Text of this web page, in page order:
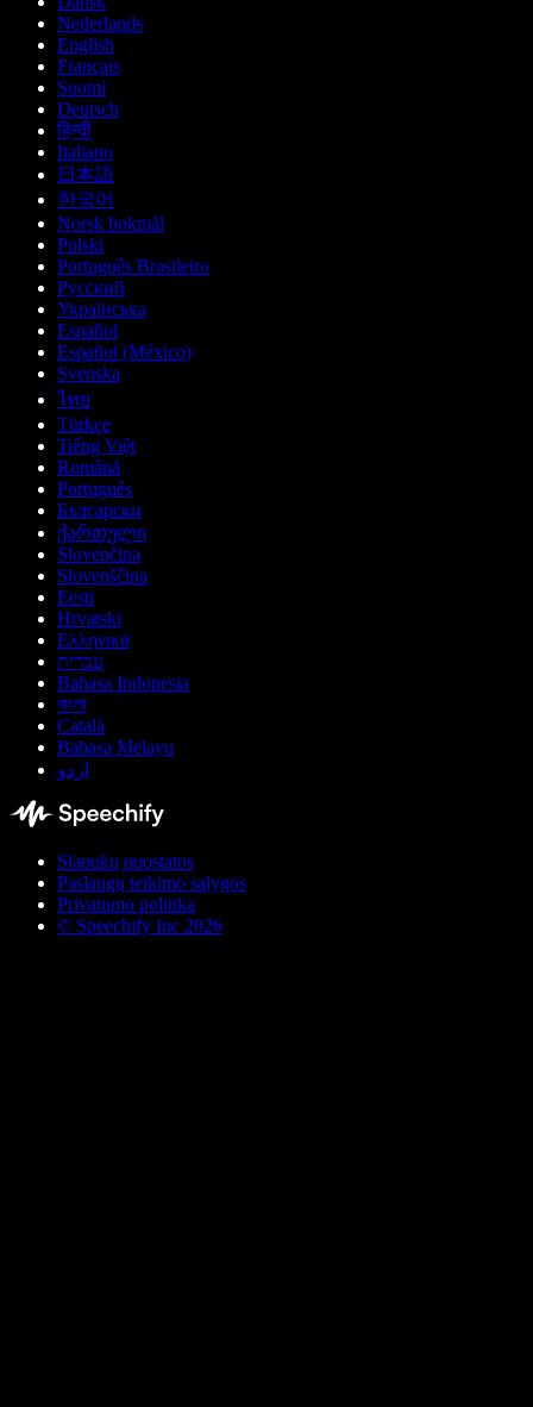
Nederlands
English
Français
Suomi
Deutsch
हिन्दी
Italiano
日本語
한국어
Norsk bokmål
Polski
Português Brasileiro
Русский
Українська
Español
Español (México)
Svenska
ไทย
Türkçe
Tiếng Việt
Română
Português
Български
ქართული
Slovenčina
Slovenščina
Eesti
Hrvatski
Ελληνικά
עברית
Bahasa Indonesia
বাংলা
Català
Bahasa Melayu
اردو
Slapukų nuostatos
Paslaugų teikimo sąlygos
Privatumo politika
© Speechify Inc 2026